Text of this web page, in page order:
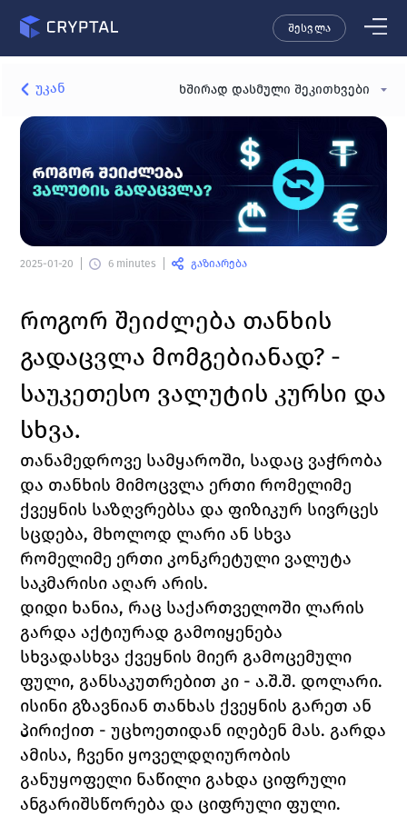
შესვლა
უკან ხშირად დასმული შეკითხვები
2025-01-20 6 minutes გაზიარება
როგორ შეიძლება თანხის
გადაცვლა მომგებიანად? -
საუკეთესო ვალუტის კურსი და
სხვა.
თანამედროვე სამყაროში, სადაც ვაჭრობა
და თანხის მიმოცვლა ერთი რომელიმე
ქვეყნის საზღვრებსა და ფიზიკურ სივრცეს
სცდება, მხოლოდ ლარი ან სხვა
რომელიმე ერთი კონკრეტული ვალუტა
საკმარისი აღარ არის.
დიდი ხანია, რაც საქართველოში ლარის
გარდა აქტიურად გამოიყენება
სხვადასხვა ქვეყნის მიერ გამოცემული
ფული, განსაკუთრებით კი - ა.შ.შ. დოლარი.
ისინი გზავნიან თანხას ქვეყნის გარეთ ან
პირიქით - უცხოეთიდან იღებენ მას. გარდა
ამისა, ჩვენი ყოველდღიურობის
განუყოფელი ნაწილი გახდა ციფრული
ანგარიშსწორება და ციფრული ფული.